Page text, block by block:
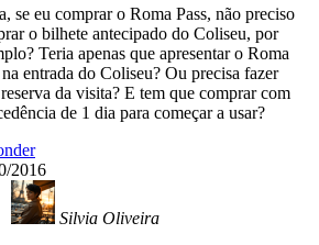
se eu comprar o Roma Pass, não preciso
o bilhete antecipado do Coliseu, por
Teria apenas que apresentar o Roma
na entrada do Coliseu? Ou precisa fazer
da visita? E tem que comprar com
de 1 dia para começar a usar?
2016
Silvia Oliveira